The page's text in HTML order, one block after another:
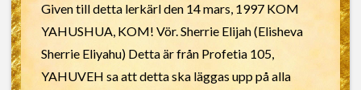
Given till detta lerkärl den 14 mars, 1997 KOM
YAHUSHUA, KOM! Vör. Sherrie Elijah (Elisheva
Sherrie Eliyahu) Detta är från Profetia 105,
YAHUVEH sa att detta ska läggas upp på alla